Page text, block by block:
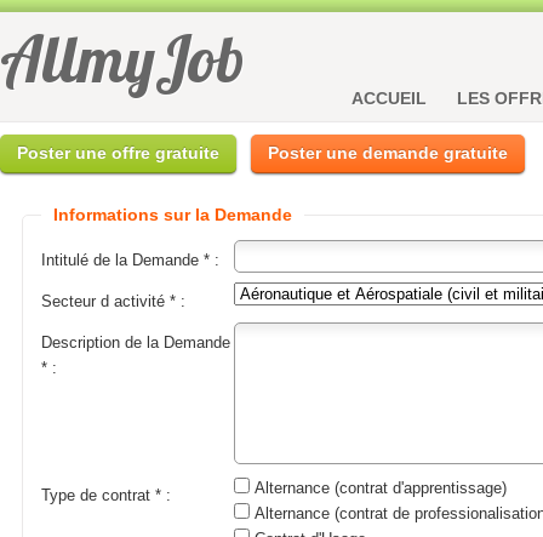
AllmyJob ACCUEIL LES
Poster une offre gratuite Poster une demande gratuite
Informations sur la Demande
Intitulé de la Demande * :
Secteur d activité * :
Description de la Demande
* :
Type de contrat * :
Alternance (contrat d'apprentissage)
Alternance (contrat de